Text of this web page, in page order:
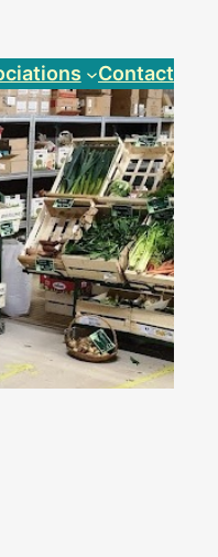
Contact